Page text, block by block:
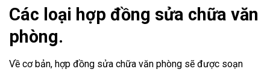
Các loại hợp đồng sửa chữa văn
phòng.
Về cơ bản, hợp đồng sửa chữa văn phòng sẽ được soạn